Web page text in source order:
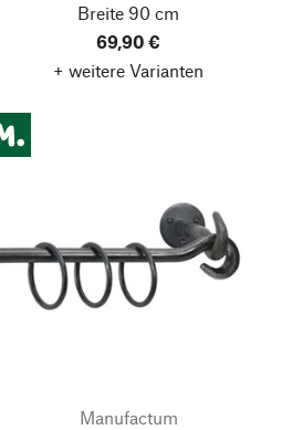
Breite 90 cm
69,90 €
+ weitere Varianten
Manufactum